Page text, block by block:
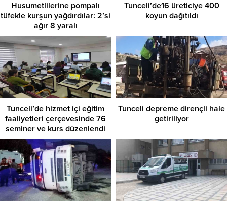
Husumetlilerine pompalı
tüfekle kurşun yağdırdılar: 2’si
ağır 8 yaralı
Tunceli’de16 üreticiye 400
koyun dağıtıldı
Tunceli’de hizmet içi eğitim
faaliyetleri çerçevesinde 76
seminer ve kurs düzenlendi
Tunceli depreme dirençli hale
getiriliyor